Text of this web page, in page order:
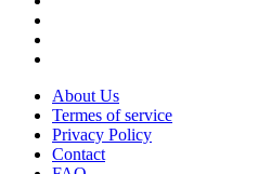
About Us
Termes of service
Privacy Policy
Contact